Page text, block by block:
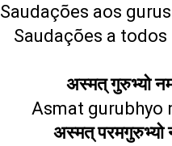
Saudações aos
Saudações a todos
अस्मत् गुरुभ्यो
Asmat gurubhyo
अस्मत् परमगुरुभ्यो